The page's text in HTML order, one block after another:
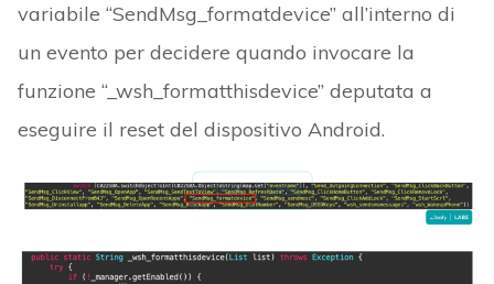
variabile “SendMsg_formatdevice” all’interno di
un evento per decidere quando invocare la
funzione “_wsh_formatthisdevice” deputata a
eseguire il reset del dispositivo Android.